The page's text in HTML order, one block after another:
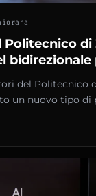
Politecnico di
bidirezionale
anche da
del Politecnico
un nuovo tipo di